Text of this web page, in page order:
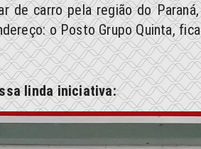
de carro pela região do
o Posto Grupo Quinta,
linda iniciativa: